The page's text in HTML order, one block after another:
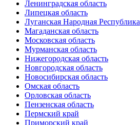
Ленинградская область
Липецкая область
Луганская Народная Республика
Магаданская область
Московская область
Мурманская область
Нижегородская область
Новгородская область
Новосибирская область
Омская область
Орловская область
Пензенская область
Пермский край
Приморский край